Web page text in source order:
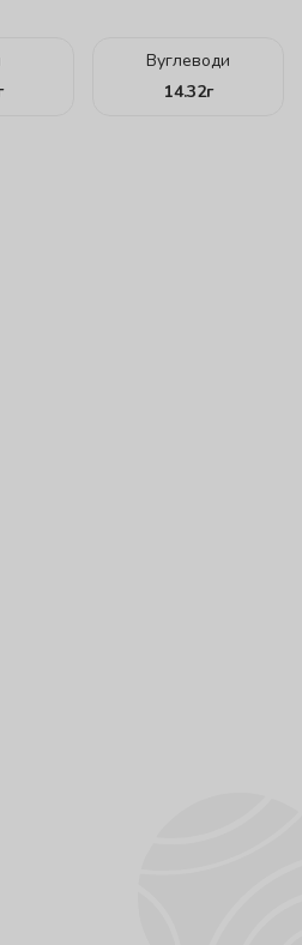
Вуглеводи
14.32г